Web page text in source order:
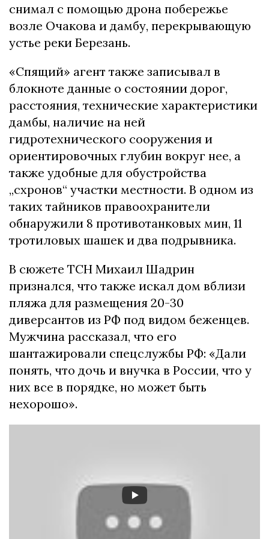
снимал с помощью дрона побережье
возле Очакова и дамбу, перекрывающую
устье реки Березань.
«Спящий» агент также записывал в
блокноте данные о состоянии дорог,
расстояния, технические характеристики
дамбы, наличие на ней
гидротехнического сооружения и
ориентировочных глубин вокруг нее, а
также удобные для обустройства
„схронов“ участки местности. В одном из
таких тайников правоохранители
обнаружили 8 противотанковых мин, 11
тротиловых шашек и два подрывника.
В сюжете ТСН Михаил Шадрин
признался, что также искал дом вблизи
пляжа для размещения 20-30
диверсантов из РФ под видом беженцев.
Мужчина рассказал, что его
шантажировали спецслужбы РФ: «Дали
понять, что дочь и внучка в России, что у
них все в порядке, но может быть
нехорошо».